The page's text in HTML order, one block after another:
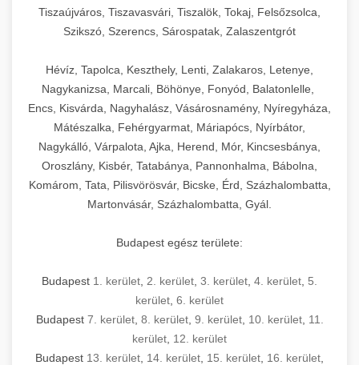
Tiszaújváros, Tiszavasvári, Tiszalök, Tokaj, Felsőzsolca,
Szikszó, Szerencs, Sárospatak, Zalaszentgrót
Hévíz, Tapolca, Keszthely, Lenti, Zalakaros, Letenye,
Nagykanizsa, Marcali, Böhönye, Fonyód, Balatonlelle,
Encs, Kisvárda, Nagyhalász, Vásárosnamény, Nyíregyháza,
Mátészalka, Fehérgyarmat, Máriapócs, Nyírbátor,
Nagykálló, Várpalota, Ajka, Herend, Mór, Kincsesbánya,
Oroszlány, Kisbér, Tatabánya, Pannonhalma, Bábolna,
Komárom, Tata, Pilisvörösvár, Bicske, Érd, Százhalombatta,
Martonvásár, Százhalombatta, Gyál.
Budapest egész területe:
Budapest 1. kerület 2. kerület 3. kerület 4. kerület 5.
kerület 6. kerület
Budapest 7. kerület, 8. kerület, 9. kerület, 10. kerület, 11.
kerület 12. kerület
Budapest 13. kerület 14. kerület 15. kerület 16. kerület